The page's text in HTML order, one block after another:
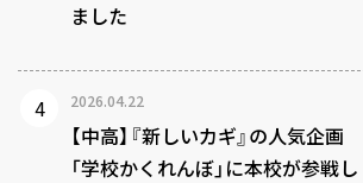
ました
2026.04.22
【中高】『新しいカギ』の人気企画
「学校かくれんぼ」に本校が参戦し